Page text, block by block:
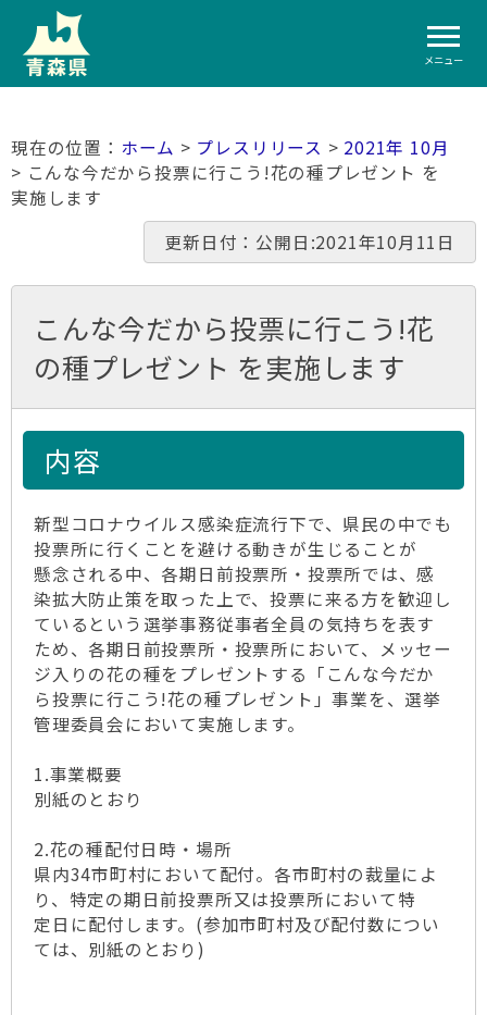
メニュー
ホーム > プレスリリース > 2021年 10月
> こんな今だから投票に行こう!花の種プレゼント を
実施します
更新日付：公開日:2021年10月11日
こんな今だから投票に行こう!花
の種プレゼント を実施します
内容
新型コロナウイルス感染症流行下で、県民の中でも
投票所に行くことを避ける動きが生じることが
懸念される中、各期日前投票所・投票所では、感
染拡大防止策を取った上で、投票に来る方を歓迎し
ているという選挙事務従事者全員の気持ちを表す
ため、各期日前投票所・投票所において、メッセー
ジ入りの花の種をプレゼントする「こんな今だか
ら投票に行こう!花の種プレゼント」事業を、選挙
管理委員会において実施します。
1.事業概要
別紙のとおり
2.花の種配付日時・場所
県内34市町村において配付。各市町村の裁量によ
り、特定の期日前投票所又は投票所において特
定日に配付します。(参加市町村及び配付数につい
ては、別紙のとおり)